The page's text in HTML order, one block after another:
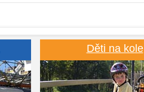
Děti na kole